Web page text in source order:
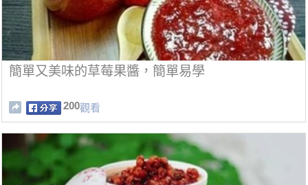
簡單又美味的草莓果醬，簡單易學
200觀看